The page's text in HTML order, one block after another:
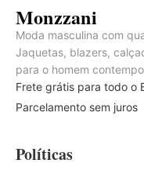
Monzzani
Moda masculina com
Jaquetas, blazers,
para o homem
Frete grátis para todo o
Parcelamento sem juros
Políticas